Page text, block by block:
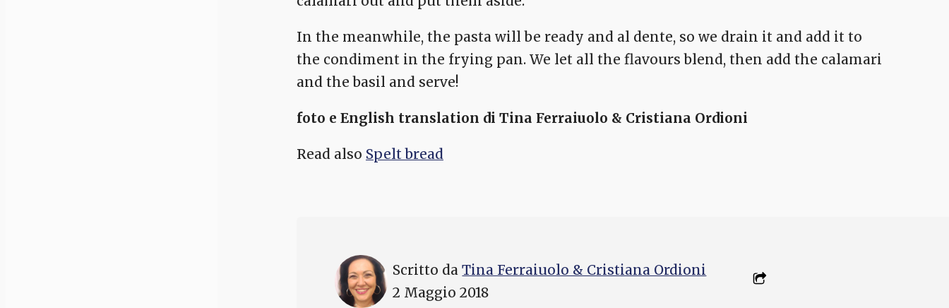
In the meanwhile, the pasta will be ready and al dente, so we drain it and add it to
the condiment in the frying pan. We let all the flavours blend, then add the calamari
and the basil and serve!
foto e English translation di Tina Ferraiuolo & Cristiana Ordioni
Read also Spelt bread
Scritto daTina Ferraiuolo & Cristiana Ordioni
2 Maggio 2018